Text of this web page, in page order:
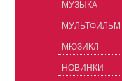
МУЗЫКА
МУЛЬТФИЛЬМ
МЮЗИКЛ
НОВИНКИ